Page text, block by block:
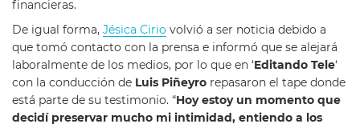
financieras.
De igual forma, Jésica Cirio volvió a ser noticia debido a
que tomó contacto con la prensa e informó que se alejará
laboralmente de los medios, por lo que en ‘Editando Tele‘
con la conducción de Luis Piñeyro repasaron el tape donde
está parte de su testimonio. “Hoy estoy un momento que
decidí preservar mucho mi intimidad, entiendo a los